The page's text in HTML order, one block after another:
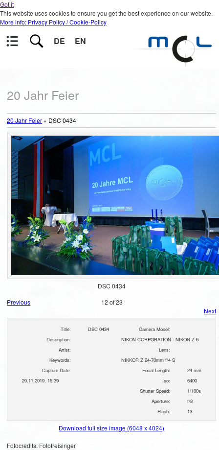
Got it
This website uses cookies to ensure you get the best experience on our website.
More info: Privacy Policy / Cookie-Policy
DE EN
20 Jahr Feier
20 Jahr Feier » DSC 0434
DSC 0434
Previous
12 of 23
Next
Title:
DSC 0434
Description:
Artist:
Keywords:
Capture Date:
20.11.2019. 15:39
Camera Model:
NIKON CORPORATION - NIKON Z 6
Lens:
NIKKOR Z 24-70mm f/4 S
Focal Length:
24 mm
Iso:
6400
Shutter Speed:
1/100s
Aperture:
f/8
Flash:
13
Download full size image (6048 x 4024)
Fotocredits: Fotofreisinger